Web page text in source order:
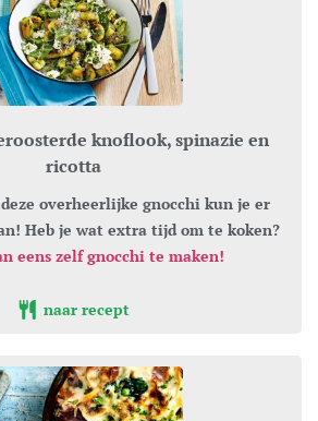
knoflook, spinazie en
ricotta
Heb je wat extra tijd om te koken?
eens zelf gnocchi te maken!
naar recept